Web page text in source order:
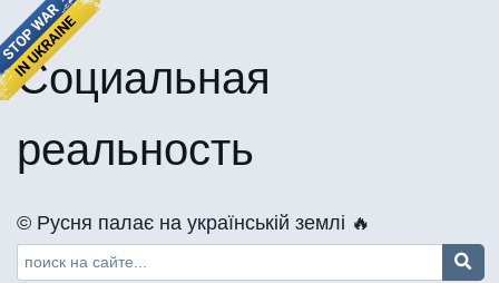
Социальная
реальность
©️ Русня палає на українській землі 🔥